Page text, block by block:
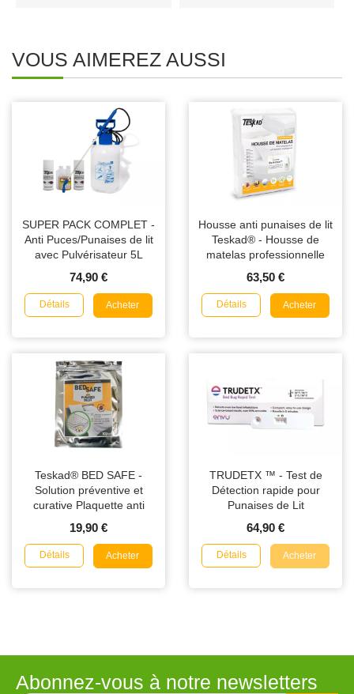
VOUS AIMEREZ AUSSI
SUPER PACK COMPLET -
Anti Puces/Punaises de lit
avec Pulvérisateur 5L
74,90 €
Détails Acheter
Housse anti punaises de lit
Teskad® - Housse de
matelas professionnelle
63,50 €
Détails Acheter
Teskad® BED SAFE -
Solution préventive et
curative Plaquette anti
19,90 €
Détails Acheter
TRUDETX ™ - Test de
Détection rapide pour
Punaises de Lit
64,90 €
Détails Acheter
Abonnez-vous à notre newsletters